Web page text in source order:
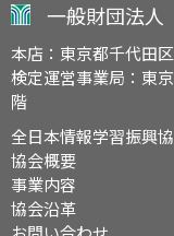
一般財団法
本店：東京都千代田
検定運営事業局：東
階
全日本情報学習振興
協会概要
事業内容
協会沿革